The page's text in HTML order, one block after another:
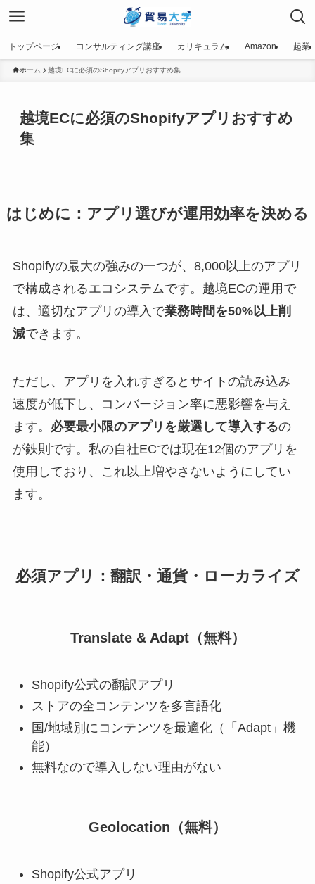
トップページ コンサルティング講座 カリキュラム Amazon 起業
ホーム 越境ECに必須のShopifyアプリおすすめ集
越境ECに必須のShopifyアプリおすすめ
集
はじめに：アプリ選びが運用効率を決める
Shopifyの最大の強みの一つが、8,000以上のアプリ
で構成されるエコシステムです。越境ECの運用で
は、適切なアプリの導入で業務時間を50%以上削
減できます。
ただし、アプリを入れすぎるとサイトの読み込み
速度が低下し、コンバージョン率に悪影響を与え
ます。 必要最小限のアプリを厳選して導入するの
が鉄則です。私の自社ECでは現在12個のアプリを
使用しており、これ以上増やさないようにしてい
ます。
必須アプリ：翻訳・通貨・ローカライズ
Translate & Adapt（無料）
Shopify公式の翻訳アプリ
ストアの全コンテンツを多言語化
国/地域別にコンテンツを最適化（「Adapt」機
能）
無料なので導入しない理由がない
Geolocation（無料）
Shopify公式アプリ